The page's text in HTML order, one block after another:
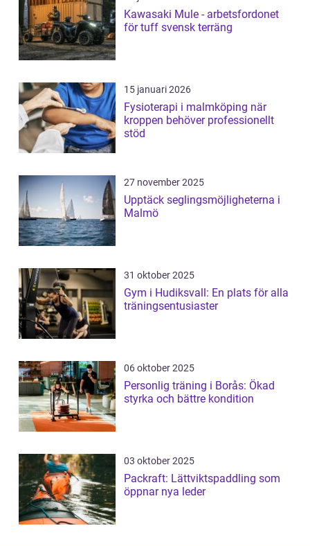
Kawasaki Mule - arbetsfordonet
för tuff svensk terräng
15 januari 2026
Fysioterapi i malmköping när
kroppen behöver professionellt
stöd
27 november 2025
Upptäck seglingsmöjligheterna i
Malmö
31 oktober 2025
Gym i Hudiksvall: En plats för alla
träningsentusiaster
06 oktober 2025
Personlig träning i Borås: Ökad
styrka och bättre kondition
03 oktober 2025
Packraft: Lättviktspaddling som
öppnar nya leder